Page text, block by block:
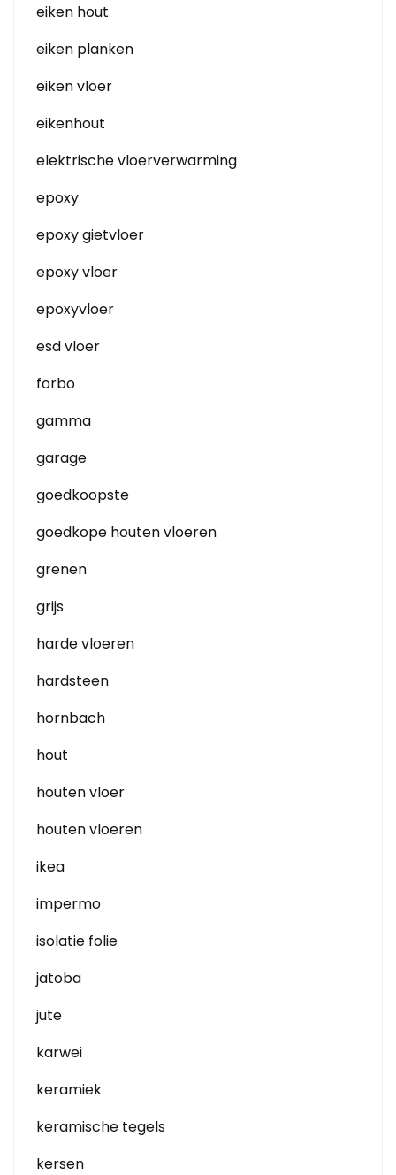
eiken hout
eiken planken
eiken vloer
eikenhout
elektrische vloerverwarming
epoxy
epoxy gietvloer
epoxy vloer
epoxyvloer
esd vloer
forbo
gamma
garage
goedkoopste
goedkope houten vloeren
grenen
grijs
harde vloeren
hardsteen
hornbach
hout
houten vloer
houten vloeren
ikea
impermo
isolatie folie
jatoba
jute
karwei
keramiek
keramische tegels
kersen